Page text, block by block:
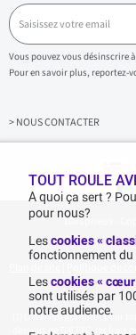
S
a
i
s
i
s
z
v
Vous pouvez vous désinscrire
Pour en savoir plus, reportez-
> NOUS CONTACTER
1001pneus -
Livraison gratuite : pour
dessous de 70€ TTC, les frais
TOUT ROULE
A quoi ça sert ?
pour nous?
Lescookies «
fonctionnement du
Lescookies «
sont utilisés par
notre audience.